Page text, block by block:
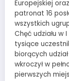
Europejskiej
patronat 16
wszystkich
Chęć udziału w
tysiące
biorących
wkroczył w
pierwszych